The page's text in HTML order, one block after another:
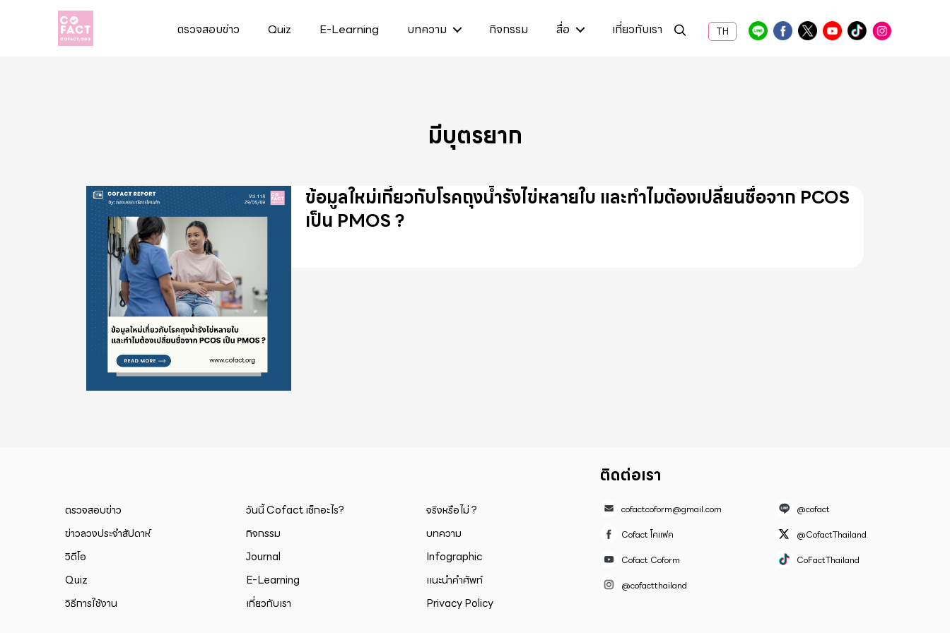
ตรวจสอบข่าว Quiz E-Learning บทความ กิจกรรม สื่อ เกี่ยวกับเรา TH
มีบุตรยาก
ข้อมูลใหม่เกี่ยวกับโรคถุงน้ำรังไข่หลายใบ และทำไมต้องเปลี่ยนชื่อจาก PCOS
เป็น PMOS ?
ตรวจสอบข่าว วันนี้ Cofact เช็กอะไร?
จริงหรือไม่ ?
ข่าวลวงประจำสัปดาห์
กิจกรรม
บทความ
วิดีโอ
Journal
Infographic
Quiz
E-Learning
แนะนำคำศัพท์
วิธีการใช้งาน
เกี่ยวกับเรา Privacy Policy
ติดต่อเรา
cofactcoform@gmail.com
@cofact
Cofact โคแฟค
@CofactThailand
Cofact Coform
CoFactThailand
@cofactthailand